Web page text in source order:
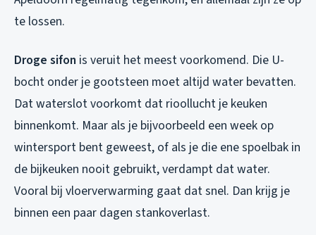
te lossen.
Droge sifon is veruit het meest voorkomend. Die U-
bocht onder je gootsteen moet altijd water bevatten.
Dat waterslot voorkomt dat rioollucht je keuken
binnenkomt. Maar als je bijvoorbeeld een week op
wintersport bent geweest, of als je die ene spoelbak in
de bijkeuken nooit gebruikt, verdampt dat water.
Vooral bij vloerverwarming gaat dat snel. Dan krijg je
binnen een paar dagen stankoverlast.